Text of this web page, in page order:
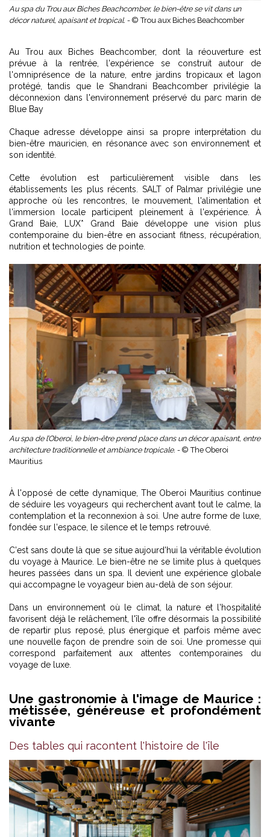
Au spa du Trou aux Biches Beachcomber, le bien-être se vit dans un
décor naturel, apaisant et tropical. - © Trou aux Biches Beachcomber
Au Trou aux Biches Beachcomber, dont la réouverture est
prévue à la rentrée, l'expérience se construit autour de
l'omniprésence de la nature, entre jardins tropicaux et lagon
protégé, tandis que le Shandrani Beachcomber privilégie la
déconnexion dans l'environnement préservé du parc marin de
Blue Bay
Chaque adresse développe ainsi sa propre interprétation du
bien-être mauricien, en résonance avec son environnement et
son identité.
Cette évolution est particulièrement visible dans les
établissements les plus récents. SALT of Palmar privilégie une
approche où les rencontres, le mouvement, l'alimentation et
l'immersion locale participent pleinement à l'expérience. À
Grand Baie, LUX* Grand Baie développe une vision plus
contemporaine du bien-être en associant fitness, récupération,
nutrition et technologies de pointe.
Au spa de l’Oberoi, le bien-être prend place dans un décor apaisant, entre
architecture traditionnelle et ambiance tropicale. - © The Oberoi
Mauritius
À l'opposé de cette dynamique, The Oberoi Mauritius continue
de séduire les voyageurs qui recherchent avant tout le calme, la
contemplation et la reconnexion à soi. Une autre forme de luxe,
fondée sur l'espace, le silence et le temps retrouvé.
C'est sans doute là que se situe aujourd'hui la véritable évolution
du voyage à Maurice. Le bien-être ne se limite plus à quelques
heures passées dans un spa. Il devient une expérience globale
qui accompagne le voyageur bien au-delà de son séjour.
Dans un environnement où le climat, la nature et l'hospitalité
favorisent déjà le relâchement, l'île offre désormais la possibilité
de repartir plus reposé, plus énergique et parfois même avec
une nouvelle façon de prendre soin de soi. Une promesse qui
correspond parfaitement aux attentes contemporaines du
voyage de luxe.
Une gastronomie à l'image de Maurice :
métissée, généreuse et profondément
vivante
Des tables qui racontent l'histoire de l'île